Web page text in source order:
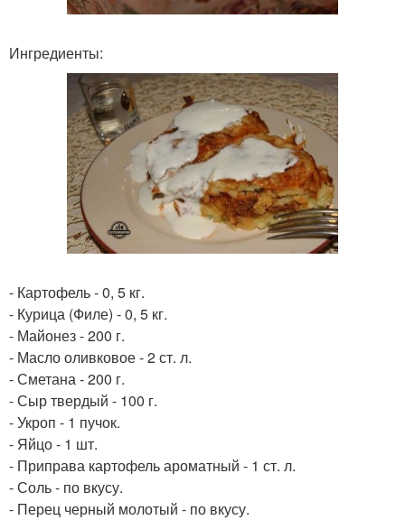
Ингредиенты:
- Картофель - 0, 5 кг.
- Курица (Филе) - 0, 5 кг.
- Майонез - 200 г.
- Масло оливковое - 2 ст. л.
- Сметана - 200 г.
- Сыр твердый - 100 г.
- Укроп - 1 пучок.
- Яйцо - 1 шт.
- Приправа картофель ароматный - 1 ст. л.
- Соль - по вкусу.
- Перец черный молотый - по вкусу.